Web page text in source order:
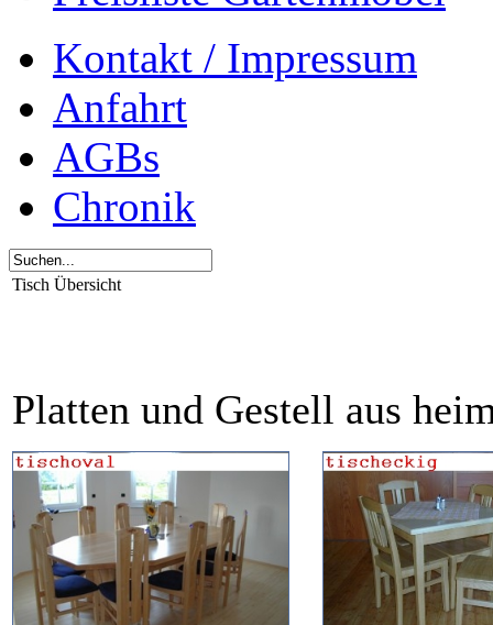
Kontakt / Impressum
Anfahrt
AGBs
Chronik
Tisch Übersicht
Platten und Gestell aus